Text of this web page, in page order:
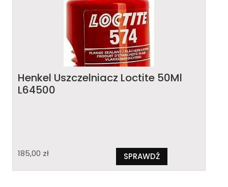
Henkel Uszczelniacz Loctite 50Ml
L64500
185,00 zł SPRAWDŹ